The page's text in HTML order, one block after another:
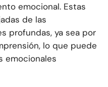
emocional. Estas
de las
profundas, ya sea por
lo que puede
emocionales